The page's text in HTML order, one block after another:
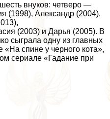
внуков: четверо —
(1998), Александр (2004),
(2003) и Дарья (2005). В
сыграла одну из главных
спине у черного кота»,
сериале «Гадание при